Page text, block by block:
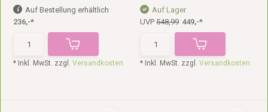
Auf Bestellung erhältlich
236,-*
* Inkl. MwSt. zzgl.Versandkosten
Auf Lager
UVP 548,99 449,-*
* Inkl. MwSt. zzgl. Versandkosten